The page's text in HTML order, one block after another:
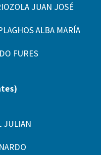
JUAN JOSÉ
ALBA MARÍA
FURES
JULIAN